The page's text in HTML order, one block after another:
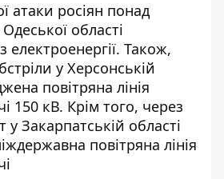
атаки росіян понад
області
. Також,
у Херсонській
повітряна лінія
150 кВ. Крім того, через
Закарпатській області
повітряна лінія